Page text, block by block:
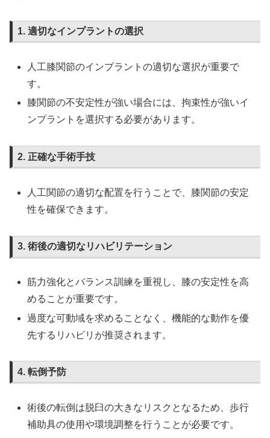
1. 適切なインプラントの選択
人工膝関節のインプラントの適切な選択が重要で
す。
膝関節の不安定性が強い場合には、拘束性が強いイ
ンプラントを選択する必要があります。
2. 正確な手術手技
人工関節の適切な配置を行うことで、膝関節の安定
性を確保できます。
3. 術後の適切なリハビリテーション
筋力強化とバランス訓練を重視し、膝の安定性を高
めることが重要です。
過度な可動域を求めることなく、機能的な動作を優
先するリハビリが推奨されます。
4. 転倒予防
術後の転倒は脱臼の大きなリスクとなるため、歩行
補助具の使用や環境調整を行うことが必要です。